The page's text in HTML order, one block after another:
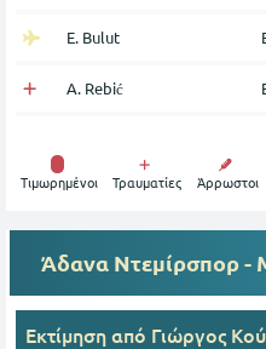
E. Bulut
A. Rebić
Tιμωρημένοι Τραυματίες Άρρωστοι
Άδανα Ντεμίρσπορ -
Εκτίμηση από Γιώργος